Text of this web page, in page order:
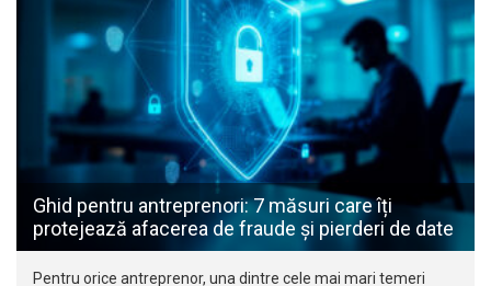
Ghid pentru antreprenori: 7 măsuri care îți
protejează afacerea de fraude și pierderi de date
Pentru orice antreprenor, una dintre cele mai mari temeri